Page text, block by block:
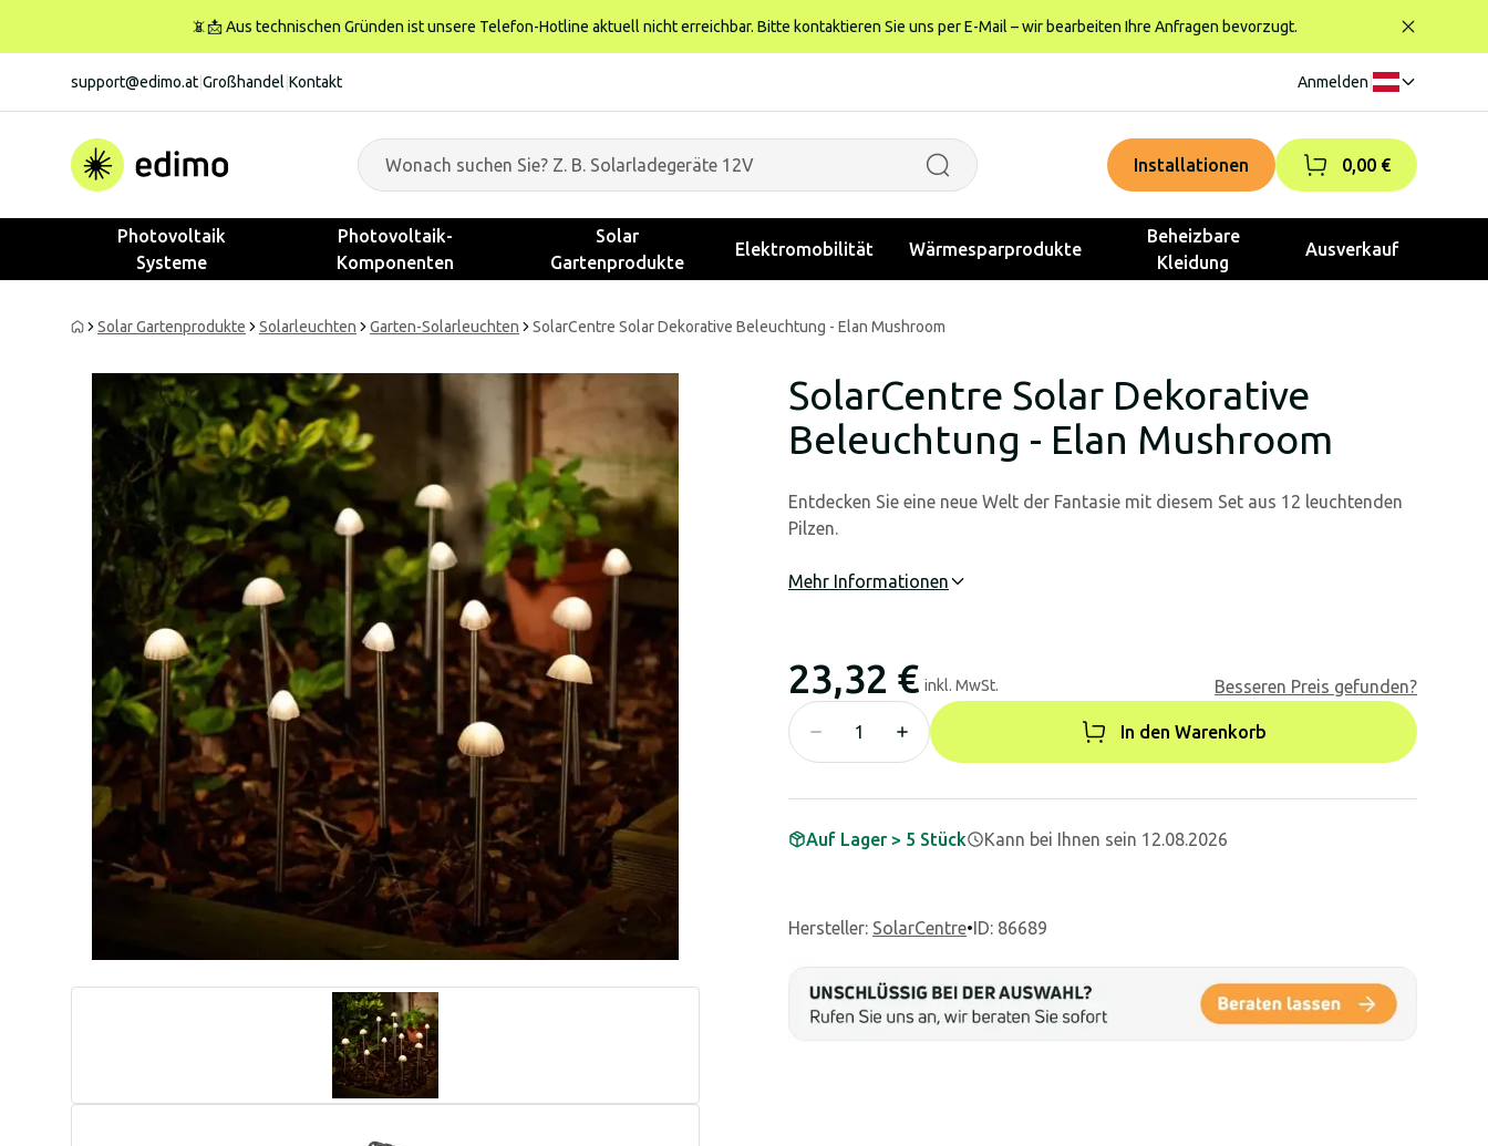
📵📩 Aus technischen Gründen ist unsere Telefon-Hotline aktuell nicht erreichbar. Bitte kontaktieren Sie uns per E-Mail – wir bearbeiten Ihre Anfragen bevorzugt.
support@edimo.at Großhandel Kontakt Anmelden
Installationen 0,00 €
Photovoltaik
Systeme
Photovoltaik-
Komponenten
Solar
Gartenprodukte
Elektromobilität Wärmesparprodukte
Beheizbare
Kleidung
Ausverkauf
Solar Gartenprodukte Solarleuchten Garten-Solarleuchten SolarCentre Solar Dekorative Beleuchtung - Elan Mushroom
SolarCentre Solar Dekorative
Beleuchtung - Elan Mushroom
Entdecken Sie eine neue Welt der Fantasie mit diesem Set aus 12 leuchtenden
Pilzen.
Mehr Informationen
23,32 € inkl. MwSt. Besseren Preis gefunden?
In den Warenkorb
Auf Lager > 5 Stück Kann bei Ihnen sein 12.08.2026
Hersteller: SolarCentre•ID: 86689